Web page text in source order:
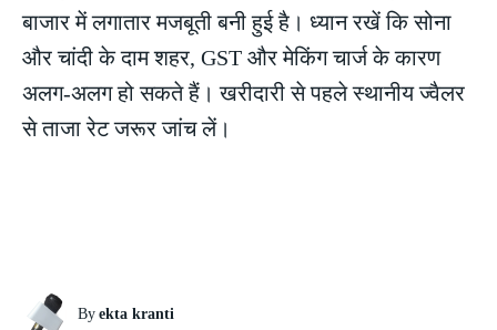
बाजार में लगातार मजबूती बनी हुई है। ध्यान रखें कि सोना
और चांदी के दाम शहर, GST और मेकिंग चार्ज के कारण
अलग-अलग हो सकते हैं। खरीदारी से पहले स्थानीय ज्वैलर
से ताजा रेट जरूर जांच लें।
By ekta kranti